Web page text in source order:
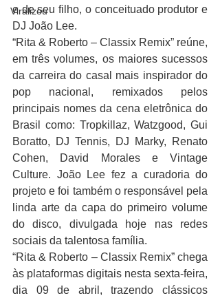
Viralizou
e de seu filho, o conceituado produtor e
DJ João Lee.
“Rita & Roberto – Classix Remix” reúne,
em três volumes, os maiores sucessos
da carreira do casal mais inspirador do
pop nacional, remixados pelos
principais nomes da cena eletrônica do
Brasil como: Tropkillaz, Watzgood, Gui
Boratto, DJ Tennis, DJ Marky, Renato
Cohen, David Morales e Vintage
Culture. João Lee fez a curadoria do
projeto e foi também o responsável pela
linda arte da capa do primeiro volume
do disco, divulgada hoje nas redes
sociais da talentosa família.
“Rita & Roberto – Classix Remix” chega
às plataformas digitais nesta sexta-feira,
dia 09 de abril, trazendo clássicos